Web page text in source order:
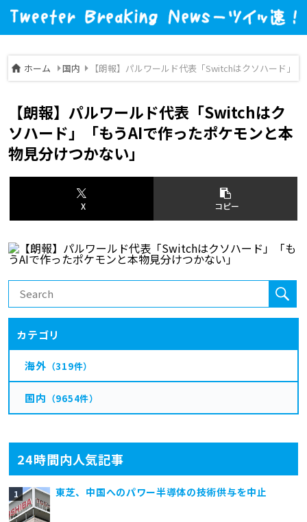
ホーム 国内 【朗報】パルワールド代表「Switchはクソハード」
24時間内人気記事
東芝、中国へのパワー半導体の技術供与を中止
【朗報】パルワールド代表「Switchはク
ソハード」「もうAIで作ったポケモンと本
物見分けつかない」
X コピー
カテゴリ
海外 （319件）
国内 （9654件）